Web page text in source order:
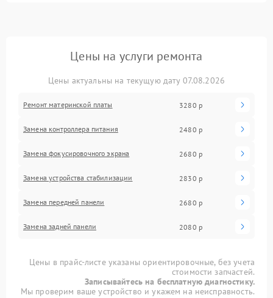
Цены на услуги ремонта
Цены актуальны на текущую дату 07.08.2026
Ремонт материнской платы 3280 р
Замена контроллера питания 2480 р
Замена фокусировочного экрана 2680 р
Замена устройства стабилизации 2830 р
Замена передней панели 2680 р
Замена задней панели 2080 р
Цены в прайс-листе указаны ориентировочные, без учета
стоимости запчастей.
Записывайтесь на бесплатную диагностику.
Мы проверим ваше устройство и укажем на неисправность.